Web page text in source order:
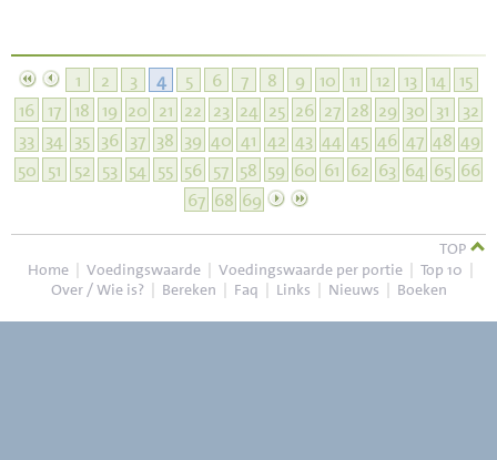
1 2 3 4 5 6 7 8 9 10 11 12 13 14 15
16 17 18 19 20 21 22 23 24 25 26 27 28 29 30 31
32
33 34 35 36 37 38 39 40 41 42 43 44 45 46 47 48 49
50 51 52 53 54 55 56 57 58 59 60 61 62 63 64 65 66
67 68 69
TOP
Home | Voedingswaarde | Voedingswaarde per portie | Top 10 |
Over / Wie is? | Bereken | Faq | Links | Nieuws | Boeken